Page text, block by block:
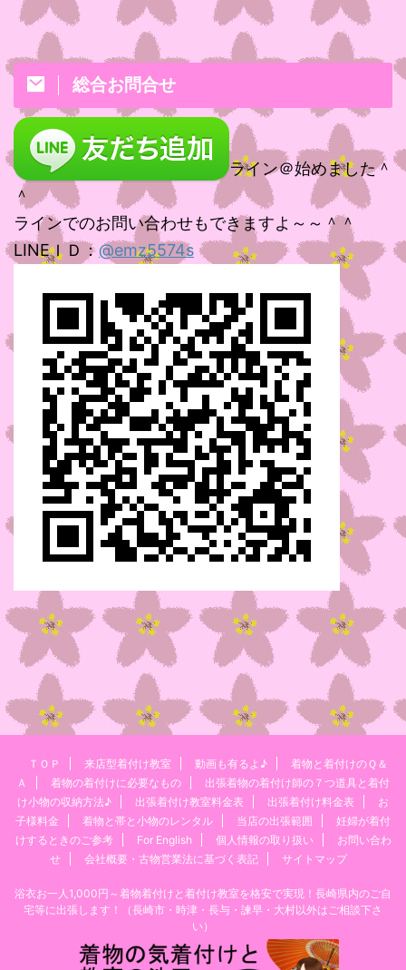
総合お問合せ
ライン＠始めました＾
＾
ラインでのお問い合わせもできますよ～～＾＾
LINEＩＤ：@emz5574s
ＴＯＰ 来店型着付け教室 動画も有るよ♪
着物と着付けのＱ＆
Ａ
着物の着付けに必要なもの
出張着物の着付け師の７つ道具と着付
け小物の収納方法♪
出張着付け教室料金表 出張着付け料金表
お
子様料金
着物と帯と小物のレンタル 当店の出張範囲
妊婦が着付
けするときのご参考
For English 個人情報の取り扱い
お問い合わ
せ
会社概要・古物営業法に基づく表記 サイトマップ
浴衣お一人1,000円～着物着付けと着付け教室を格安で実現！長崎県内のご自
宅等に出張します！（長崎市・時津・長与・諫早・大村以外はご相談下さ
い）